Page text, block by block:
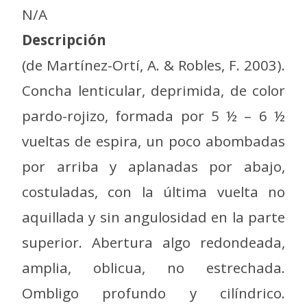
N/A
Descripción
(de Martínez-Ortí, A. & Robles, F. 2003).
Concha lenticular, deprimida, de color
pardo-rojizo, formada por 5 ½ – 6 ½
vueltas de espira, un poco abombadas
por arriba y aplanadas por abajo,
costuladas, con la última vuelta no
aquillada y sin angulosidad en la parte
superior. Abertura algo redondeada,
amplia, oblicua, no estrechada.
Ombligo profundo y cilíndrico.